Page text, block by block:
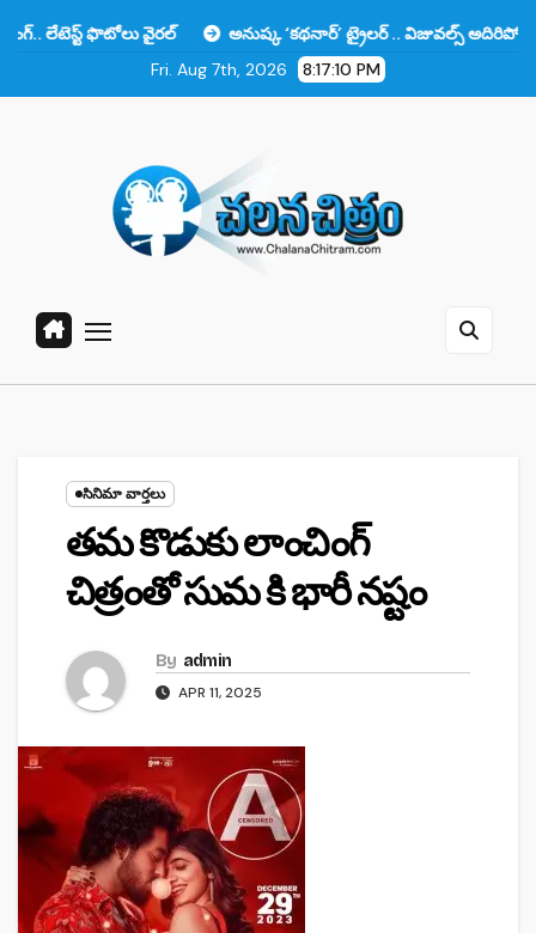
వైరల్
అనుష్క ‘కథనార్’ ట్రైలర్ .. విజువల్స్ అదిరిపోయాయి కానీ ఆ
Fri. Aug 7th, 2026
8:17:11 PM
సినిమా వార్తలు
తమ కొడుకు లాంచింగ్
చిత్రంతో సుమ కి భారీ నష్టం
By admin
APR 11, 2025